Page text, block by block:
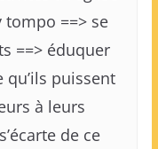
tompo ==> se
==> éduquer
puissent
à leurs
de ce